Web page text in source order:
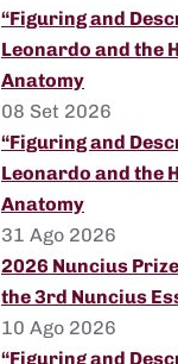
“Figuring and
Leonardo and the
Anatomy
08 Set 2026
“Figuring and
Leonardo and the
Anatomy
31 Ago 2026
2026 Nuncius
the 3rd Nuncius
10 Ago 2026
“Figuring and